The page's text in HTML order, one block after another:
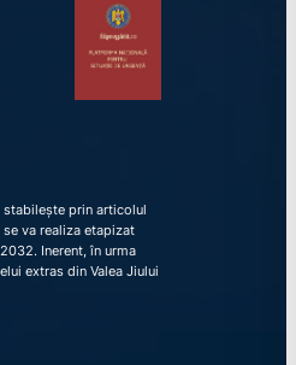
stabilește prin articolul
va realiza etapizat
Inerent, în urma
extras din Valea Jiului